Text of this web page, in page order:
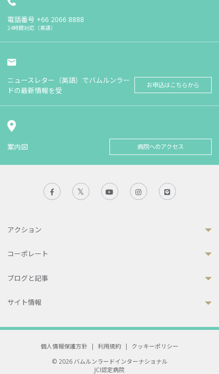
電話番号 +66 2066 8888
24時間対応（英語）
ニュースレター（英語）でバムルンラー
ドの最新情報を受
お申込はこちらから
案内図 病院へのアクセス
アクション
コーポレート
ブログと記事
サイト情報
個人情報保護方針 | 利用規約 |
クッキーポリシー
© 2026 バムルンラードインターナショナル
JCI認定病院